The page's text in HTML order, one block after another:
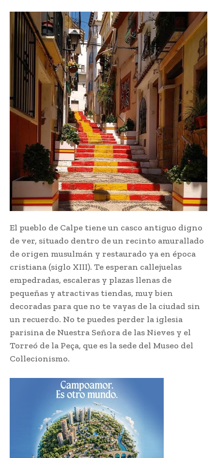
El pueblo de Calpe tiene un casco antiguo digno
de ver, situado dentro de un recinto amurallado
de origen musulmán y restaurado ya en época
cristiana (siglo XIII). Te esperan callejuelas
empedradas, escaleras y plazas llenas de
pequeñas y atractivas tiendas, muy bien
decoradas para que no te vayas de la ciudad sin
un recuerdo. No te puedes perder la iglesia
parisina de Nuestra Señora de las Nieves y el
Torreó de la Peça, que es la sede del Museo del
Collecionismo.